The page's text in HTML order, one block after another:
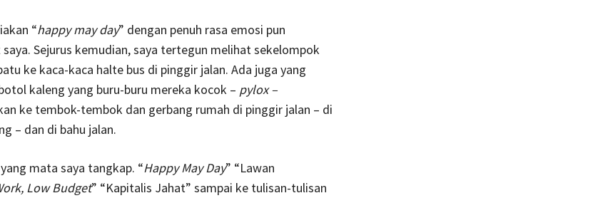
“happy may day” dengan penuh rasa emosi pun
Sejurus kemudian, saya tertegun melihat sekelompok
ke kaca-kaca halte bus di pinggir jalan. Ada juga yang
kaleng yang buru-buru mereka kocok – pylox –
ke tembok-tembok dan gerbang rumah di pinggir jalan – di
– dan di bahu jalan.
mata saya tangkap. “Happy May Day” “Lawan
Low Budget” “Kapitalis Jahat” sampai ke tulisan-tulisan